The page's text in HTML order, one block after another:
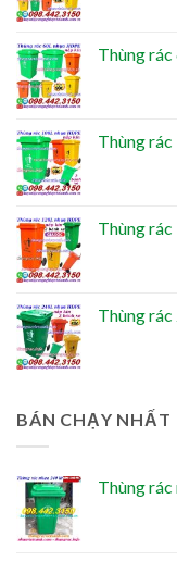
Thùng
Thùng
Thùng
Thùng
BÁN CHẠY NHẤT
Thùng